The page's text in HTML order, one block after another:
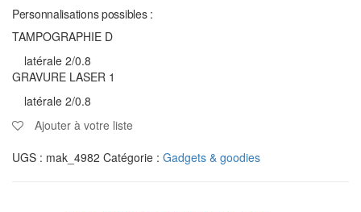
Personnalisations possibles :
TAMPOGRAPHIE D
latérale 2/0.8
GRAVURE LASER 1
latérale 2/0.8
Ajouter à votre liste
UGS : mak_4982 Catégorie : Gadgets & goodies